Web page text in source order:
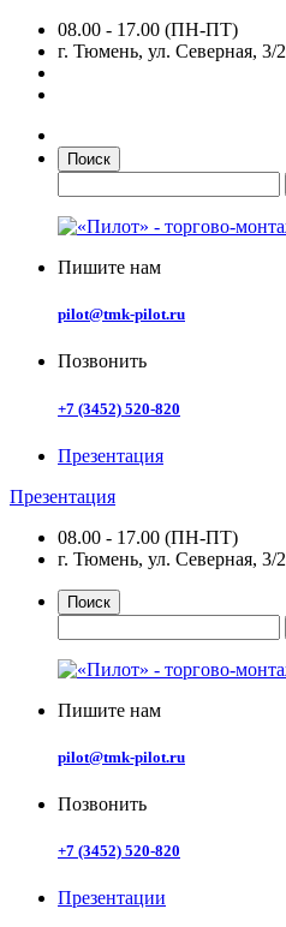
08.00 - 17.00 (ПН-ПТ)
г. Тюмень, ул. Северная, 3/2
Поиск
Пишите нам
pilot@tmk-pilot.ru
Позвонить
+7 (3452) 520-820
Презентация
Презентация
08.00 - 17.00 (ПН-ПТ)
г. Тюмень, ул. Северная, 3/2
Поиск
Пишите нам
pilot@tmk-pilot.ru
Позвонить
+7 (3452) 520-820
Презентации